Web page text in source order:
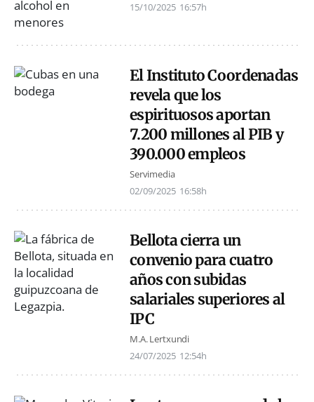
15/10/2025 16:57h
El Instituto Coordenadas
revela que los
espirituosos aportan
7.200 millones al PIB y
390.000 empleos
Servimedia
02/09/2025 16:58h
Bellota cierra un
convenio para cuatro
años con subidas
salariales superiores al
IPC
M.A. Lertxundi
24/07/2025 12:54h